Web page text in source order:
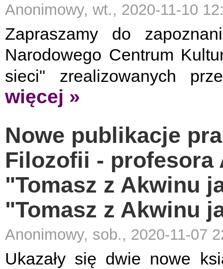
Anonimowy, wt., 2020-11-10
Zapraszamy do
Narodowego Centrum
sieci" zrealizowanych
więcej »
Nowe publikacje
Filozofii - profesora
"Tomasz z Akwinu
"Tomasz z Akwinu
Anonimowy, sob., 2020-11-07
Ukazały się dwie nowe